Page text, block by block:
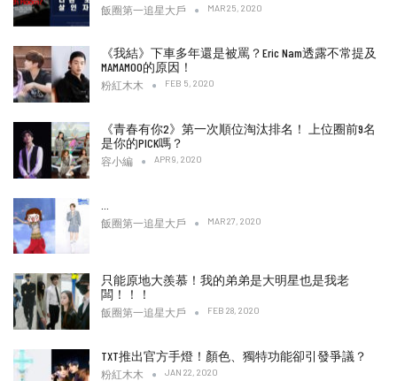
飯圈第一追星大戶 MAR 25, 2020
《我結》下車多年還是被罵？Eric Nam透露不常提及
MAMAMOO的原因！
粉紅木木 FEB 5, 2020
《青春有你2》第一次順位淘汰排名！ 上位圈前9名
是你的PICK嗎？
容小編 APR 9, 2020
飯圈第一追星大戶 MAR 27, 2020
只能原地大羨慕！我的弟弟是大明星也是我老
闆！！！
飯圈第一追星大戶 FEB 28, 2020
TXT推出官方手燈！顏色、獨特功能卻引發爭議？
粉紅木木 JAN 22, 2020